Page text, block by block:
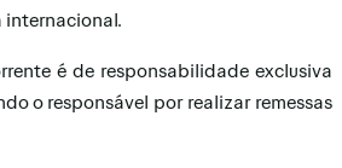
é de responsabilidade exclusiva
o responsável por realizar remessas